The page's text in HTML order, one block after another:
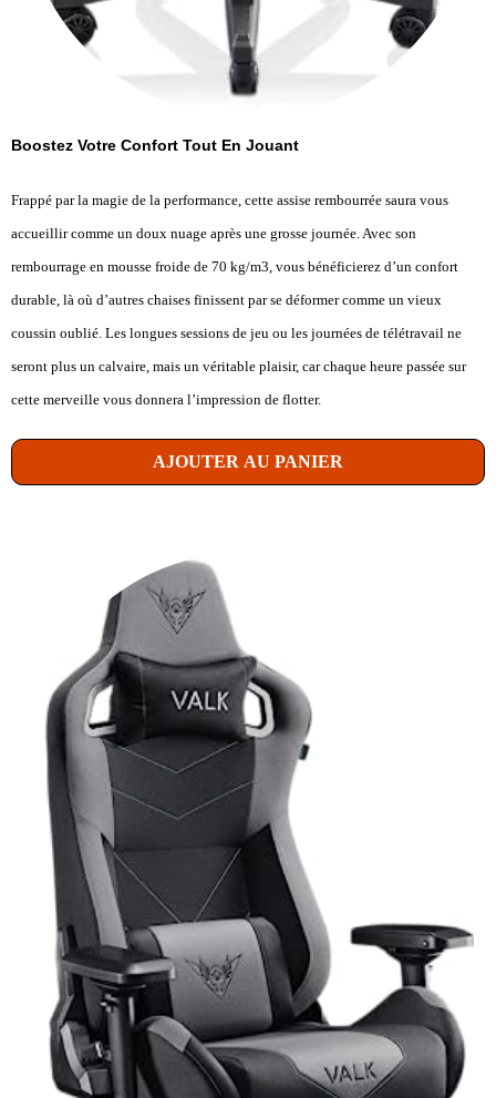
Boostez Votre Confort Tout En Jouant
Frappé par la magie de la performance, cette assise rembourrée saura vous
accueillir comme un doux nuage après une grosse journée. Avec son
rembourrage en mousse froide de 70 kg/m3, vous bénéficierez d’un confort
durable, là où d’autres chaises finissent par se déformer comme un vieux
coussin oublié. Les longues sessions de jeu ou les journées de télétravail ne
seront plus un calvaire, mais un véritable plaisir, car chaque heure passée sur
cette merveille vous donnera l’impression de flotter.
AJOUTER AU PANIER